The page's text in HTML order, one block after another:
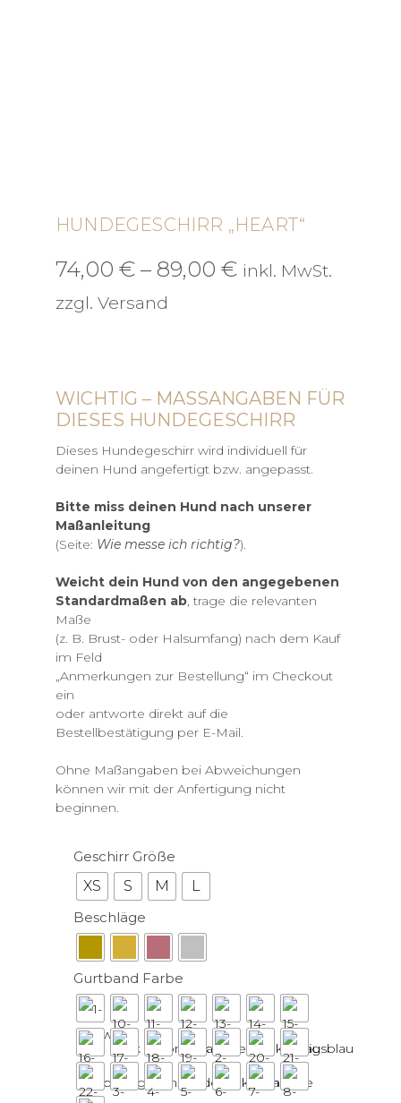
HUNDEGESCHIRR „HEART“
74,00 € – 89,00 €Preisspanne:
inkl. MwSt.
zzgl. Versand
WICHTIG – MASSANGABEN FÜR D
IESES HUNDEGESCHIRR
Dieses Hundegeschirr wird individuell für
deinen Hund angefertigt bzw. angepasst.
Bitte miss deinen Hund nach unserer
Maßanleitung
(Seite: Wie messe ich richtig?).
Weicht dein Hund von den angegebenen
Standardmaßen ab, trage die relevanten
Maße
(z. B. Brust- oder Halsumfang) nach dem Kauf
im Feld
„Anmerkungen zur Bestellung“ im Checkout
ein
oder antworte direkt auf die
Bestellbestätigung per E-Mail.
Ohne Maßangaben bei Abweichungen
können wir mit der Anfertigung nicht
beginnen.
Geschirr Größe
XS
S M
L
Beschläge
Gurtband Farbe